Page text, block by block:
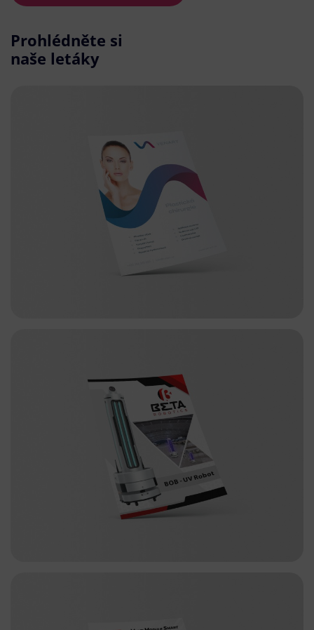
Prohlédněte si
naše letáky